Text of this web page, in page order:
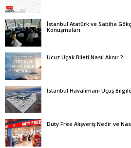
İstanbul Atatürk ve Sabiha
Konuşmaları
Ucuz Uçak Bileti Nasıl Alınır ?
İstanbul Havalimanı Uçuş
Duty Free Alışveriş Nedir ve